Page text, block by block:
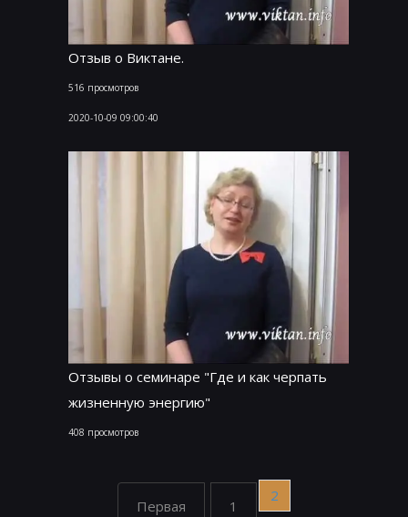
Отзыв о Виктане.
516 просмотров
2020-10-09 09:00:40
Отзывы о семинаре "Где и как черпать
жизненную энергию"
408 просмотров
Первая 1
2